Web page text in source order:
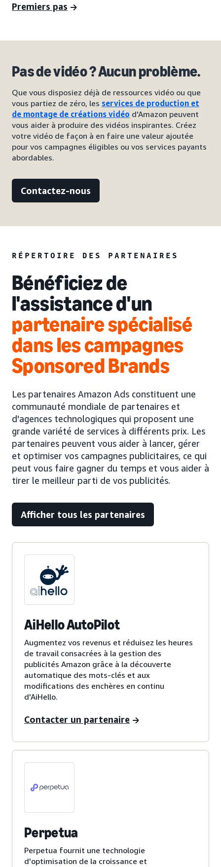
Premiers pas
Pas de vidéo ? Aucun problème.
Que vous disposiez déjà de ressources vidéo ou que
vous partiez de zéro, les services de production et
de montage de créations vidéo d'Amazon peuvent
vous aider à produire des vidéos inspirantes. Créez
votre vidéo de façon à en faire une valeur ajoutée
pour vos campagnes éligibles ou vos services payants
abordables.
Contactez-nous
RÉPERTOIRE DES PARTENAIRES
Bénéficiez de
l'assistance d'un
partenaire spécialisé
dans les campagnes
Sponsored Brands
Les partenaires Amazon Ads constituent une
communauté mondiale de partenaires et
d'agences technologiques qui proposent une
grande variété de services à différents prix. Les
partenaires peuvent vous aider à lancer, gérer
et optimiser vos campagnes publicitaires, ce qui
peut vous faire gagner du temps et vous aider à
tirer le meilleur parti de vos publicités.
Afficher tous les partenaires
AiHello AutoPilot
Augmentez vos revenus et réduisez les heures
de travail consacrées à la gestion des
publicités Amazon grâce à la découverte
automatique des mots-clés et aux
modifications des enchères en continu
d'AiHello.
Contacter un partenaire
Perpetua
Perpetua fournit une technologie
d'optimisation de la croissance et